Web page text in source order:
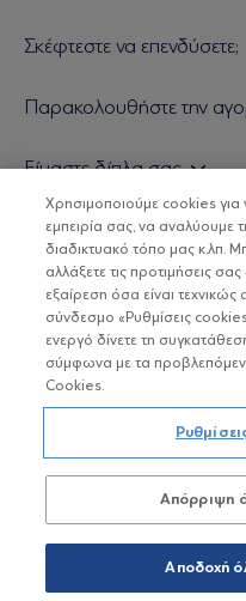
Σκέφτεστε να επενδύσετε;
Τιμολογιακή Πολιτική
Δείτε τις πολιτικές μας
Βασικές Γνώσεις
Παρακολουθήστε την
Τα νέα μας
Χρήσιμοι σύνδεσμοι
Είμαστε δίπλα σας
H Eurobank Asset
Επενδυτική φιλοσοφία ESG
Πιστοποιημένα στελέχη και
Αποστολή Βιογραφικών
ΟΙ ΟΣΕΚΑ ΔΕΝ ΕΧΟΥΝ
ΠΡΟΗΓΟΥΜΕΝΕΣ
Copyright
Προστασία
Χρησιμοποιούμε cookies
εμπειρία σας, να αναλύουμε
διαδικτυακό τόπο μας κ.λπ.
αλλάξετε τις προτιμήσεις
εξαίρεση όσα είναι
σύνδεσμο «Ρυθμίσεις
ενεργό δίνετε τη
σύμφωνα με τα
Cookies.
Απόρριψη
Αποδοχή